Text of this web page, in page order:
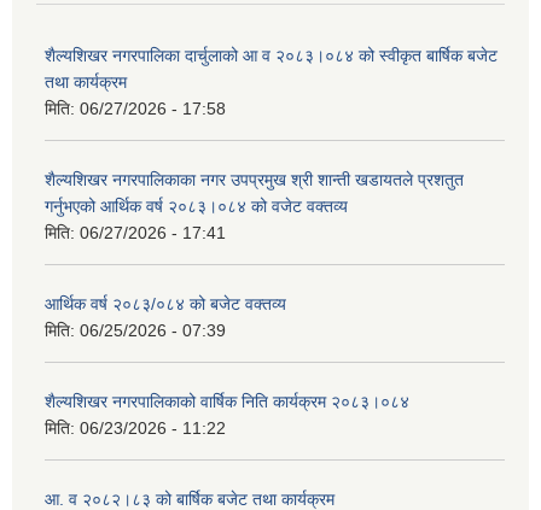
शैल्यशिखर नगरपालिका दार्चुलाको आ व २०८३।०८४ को स्वीकृत बार्षिक बजेट
तथा कार्यक्रम
मिति: 06/27/2026 - 17:58
शैल्यशिखर नगरपालिकाका नगर उपप्रमुख श्री शान्ती खडायतले प्रशतुत
गर्नुभएको आर्थिक वर्ष २०८३।०८४ को वजेट वक्तव्य
मिति: 06/27/2026 - 17:41
आर्थिक वर्ष २०८३/०८४ को बजेट वक्तव्य
मिति: 06/25/2026 - 07:39
शैल्यशिखर नगरपालिकाको वार्षिक निति कार्यक्रम २०८३।०८४
मिति: 06/23/2026 - 11:22
आ. व २०८२।८३ को बार्षिक बजेट तथा कार्यक्रम